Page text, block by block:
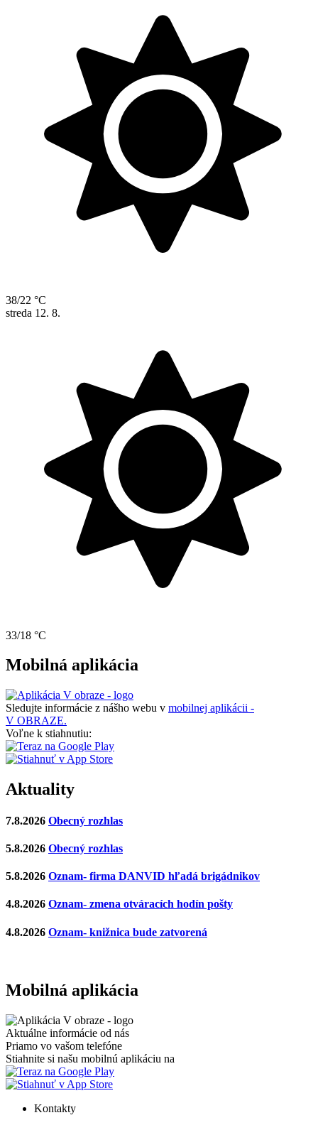
38/22 °C
streda 12. 8.
33/18 °C
Mobilná aplikácia
Sledujte informácie z nášho webu v mobilnej aplikácii -
V OBRAZE.
Voľne k stiahnutiu:
Aktuality
7.8.2026 Obecný rozhlas
5.8.2026 Obecný rozhlas
5.8.2026 Oznam- firma DANVID hľadá brigádnikov
4.8.2026 Oznam- zmena otváracích hodín pošty
4.8.2026 Oznam- knižnica bude zatvorená
Mobilná aplikácia
Aktuálne informácie od nás
Priamo vo vašom telefóne
Stiahnite si našu mobilnú aplikáciu na
Kontakty